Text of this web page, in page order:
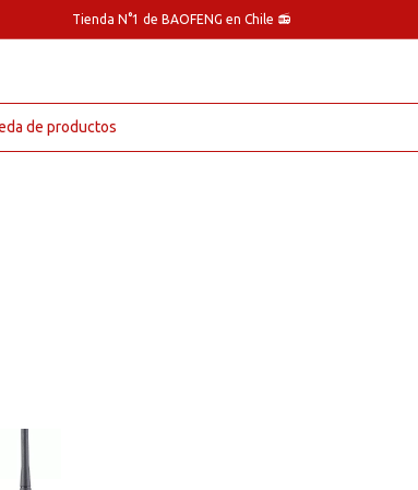
Tienda N°1 de BAOFENG en Chile 📻